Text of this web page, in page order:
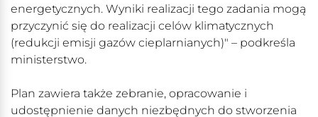
energetycznych. Wyniki realizacji tego zadania mogą
przyczynić się do realizacji celów klimatycznych
(redukcji emisji gazów cieplarnianych)" – podkreśla
ministerstwo.
Plan zawiera także zebranie, opracowanie i
udostępnienie danych niezbędnych do stworzenia